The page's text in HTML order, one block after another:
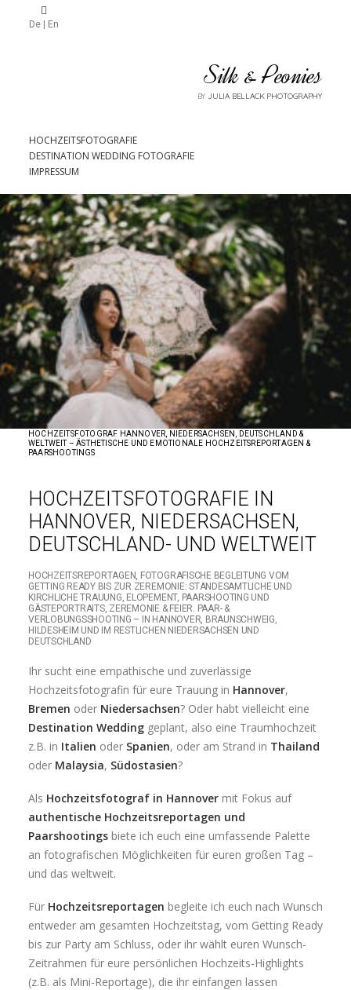
De | En
Silk & Peonies
BY JULIA BELLACK PHOTOGRAPHY
HOCHZEITSFOTOGRAFIE
DESTINATION WEDDING FOTOGRAFIE
IMPRESSUM
HOCHZEITSFOTOGRAF HANNOVER, NIEDERSACHSEN, DEUTSCHLAND &
WELTWEIT – ÄSTHETISCHE UND EMOTIONALE HOCHZEITSREPORTAGEN &
PAARSHOOTINGS
HOCHZEITSFOTOGRAFIE IN
HANNOVER, NIEDERSACHSEN,
DEUTSCHLAND- UND WELTWEIT
HOCHZEITSREPORTAGEN, FOTOGRAFISCHE BEGLEITUNG VOM
GETTING READY BIS ZUR ZEREMONIE: STANDESAMTLICHE UND
KIRCHLICHE TRAUUNG, ELOPEMENT, PAARSHOOTING UND
GÄSTEPORTRAITS, ZEREMONIE & FEIER. PAAR- &
VERLOBUNGSSHOOTING – IN HANNOVER, BRAUNSCHWEIG,
HILDESHEIM UND IM RESTLICHEN NIEDERSACHSEN UND
DEUTSCHLAND
Ihr sucht eine empathische und zuverlässige
Hochzeitsfotografin für eure Trauung in Hannover,
Bremen oder Niedersachsen? Oder habt vielleicht eine
Destination Wedding geplant, also eine Traumhochzeit
z.B. in Italien oder Spanien, oder am Strand in Thailand
oder Malaysia, Südostasien?
Als Hochzeitsfotograf in Hannover mit Fokus auf
authentische Hochzeitsreportagen und
Paarshootings biete ich euch eine umfassende Palette
an fotografischen Möglichkeiten für euren großen Tag –
und das weltweit.
Für Hochzeitsreportagen begleite ich euch nach Wunsch
entweder am gesamten Hochzeitstag, vom Getting Ready
bis zur Party am Schluss, oder ihr wählt euren Wunsch-
Zeitrahmen für eure persönlichen Hochzeits-Highlights
(z.B. als Mini-Reportage), die ihr einfangen lassen